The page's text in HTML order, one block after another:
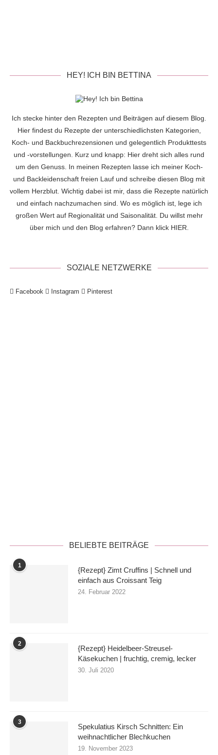
HEY! ICH BIN BETTINA
Ich stecke hinter den Rezepten und Beiträgen auf diesem Blog.
Hier findest du Rezepte der unterschiedlichsten Kategorien,
Koch- und Backbuchrezensionen und gelegentlich Produkttests
und -vorstellungen. Kurz und knapp: Hier dreht sich alles rund
um den Genuss. In meinen Rezepten lasse ich meiner Koch-
und Backleidenschaft freien Lauf und schreibe diesen Blog mit
vollem Herzblut. Wichtig dabei ist mir, dass die Rezepte natürlich
und einfach nachzumachen sind. Wo es möglich ist, lege ich
großen Wert auf Regionalität und Saisonalität. Du willst mehr
über mich und den Blog erfahren? Dann klick HIER
SOZIALE NETZWERKE
Facebook Instagram Pinterest
BELIEBTE BEITRÄGE
1
{Rezept} Zimt Cruffins | Schnell und
einfach aus Croissant Teig
24. Februar 2022
2
{Rezept} Heidelbeer-Streusel-
Käsekuchen | fruchtig, cremig, lecker
30. Juli 2020
3
Spekulatius Kirsch Schnitten: Ein
weihnachtlicher Blechkuchen
19. November 2023